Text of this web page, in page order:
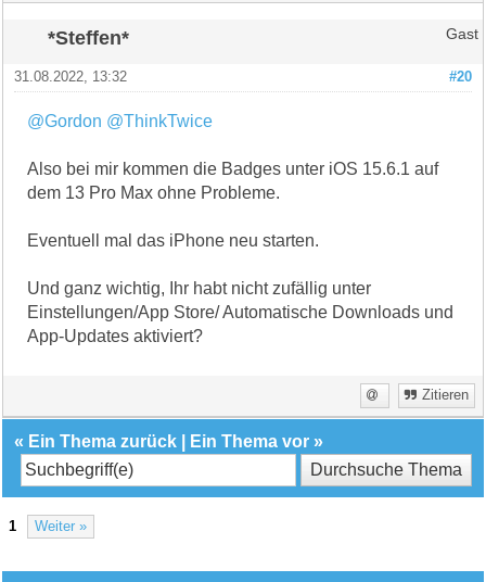
*Steffen* Gast
#20
31.08.2022, 13:32
@Gordon @ThinkTwice
Also bei mir kommen die Badges unter iOS 15.6.1 auf
dem 13 Pro Max ohne Probleme.
Eventuell mal das iPhone neu starten.
Und ganz wichtig, Ihr habt nicht zufällig unter
Einstellungen/App Store/ Automatische Downloads und
App-Updates aktiviert?
Zitieren
« Ein Thema zurück Ein Thema vor »
1 Weiter »